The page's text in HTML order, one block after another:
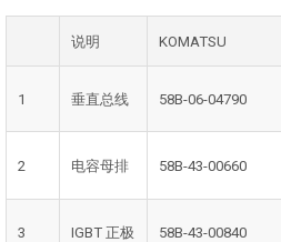
说明 KOMATSU
1 垂直总线 58B-06-04790
2 电容母排 58B-43-00660
3 IGBT 正极 58B-43-00840